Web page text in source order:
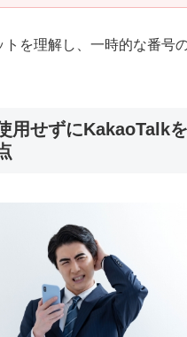
トを理解し、一時的な番号
用せずにKakaoTalk